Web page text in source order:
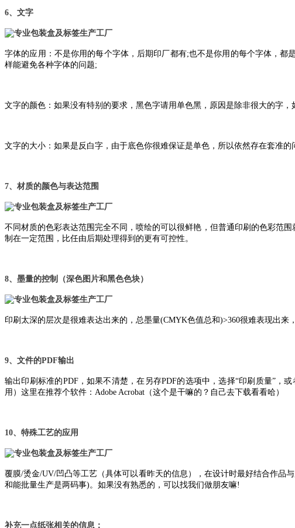
6、文字
字体的应用：不是你用的每个字体，后期印厂都有;也不是你用的每个字体，
样能避免各种字体的问题;
文字的颜色：如果没有特别的要求，黑色字请用单色黑，原因是除非很大的字
文字的大小：如果是反白字，由于底色你很难保证是单色，所以依然存在套准
7、材质的颜色与表达范围
不同材质的色彩表达范围完全不同，喷绘的可以很鲜艳，但普通印刷的色彩范
制在一定范围，比任由后期处理得到的更有可控性。
8、墨量的控制（深色图片和黑色色块）
印刷太深的层次是很难表达出来的，总墨量(CMYK色值总和)>360很难表现出
9、文件的PDF输出
输出印刷标准的PDF，如果不清楚，在另存PDF的选项中，选择“印刷质量”，
用）这里在推荐个软件：Adobe Acrobat（这个是干嘛的？自己去下载看看哈）
10、特殊工艺的应用
覆膜/烫金/UV/凹凸等工艺（具体可以看昨天的信息），在设计时最好结合作品
和能批量生产是两码事)。如果没有熟悉的，可以找我们做朋友嘛!
补充一点纸张相关的信息：